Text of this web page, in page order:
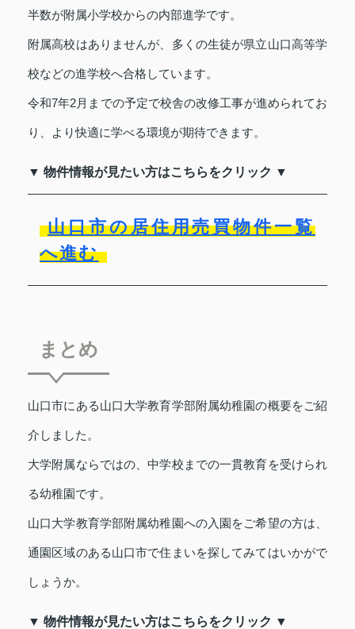
半数が附属小学校からの内部進学です。
附属高校はありませんが、多くの生徒が県立山口高等学
校などの進学校へ合格しています。
令和7年2月までの予定で校舎の改修工事が進められてお
り、より快適に学べる環境が期待できます。
▼ 物件情報が見たい方はこちらをクリック ▼
山口市の居住用売買物件一覧
へ進む
まとめ
山口市にある山口大学教育学部附属幼稚園の概要をご紹
介しました。
大学附属ならではの、中学校までの一貫教育を受けられ
る幼稚園です。
山口大学教育学部附属幼稚園への入園をご希望の方は、
通園区域のある山口市で住まいを探してみてはいかがで
しょうか。
▼ 物件情報が見たい方はこちらをクリック ▼